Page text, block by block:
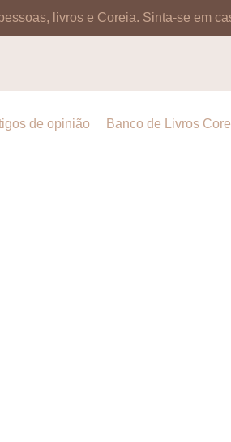
livros e Coreia. Sinta-se em
de opinião Banco de Livros